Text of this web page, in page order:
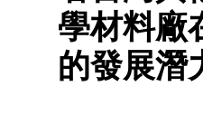
學材料廠
的發展潛